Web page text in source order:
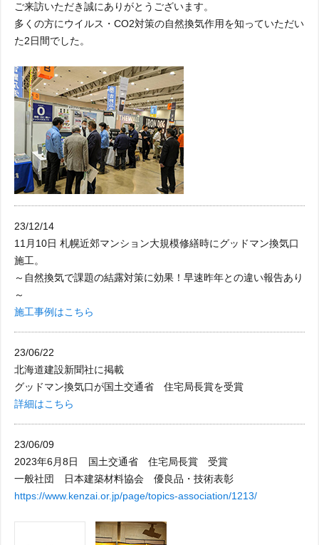
ご来訪いただき誠にありがとうございます。
多くの方にウイルス・CO2対策の自然換気作用を知っていただい
た2日間でした。
23/12/14
11月10日 札幌近郊マンション大規模修繕時にグッドマン換気口
施工。
～自然換気で課題の結露対策に効果！早速昨年との違い報告あり
～
施工事例はこちら
23/06/22
北海道建設新聞社に掲載
グッドマン換気口が国土交通省 住宅局長賞を受賞
詳細はこちら
23/06/09
2023年6月8日 国土交通省 住宅局長賞 受賞
一般社団 日本建築材料協会 優良品・技術表彰
https://www.kenzai.or.jp/page/topics-association/1213/